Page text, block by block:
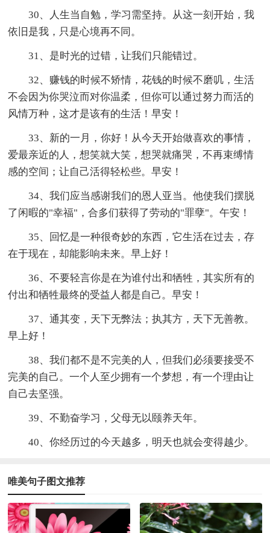
30、人生当自勉，学习需坚持。从这一刻开始，我
依旧是我，只是心境再不同。
31、是时光的过错，让我们只能错过。
32、赚钱的时候不矫情，花钱的时候不磨叽，生活
不会因为你哭泣而对你温柔，但你可以通过努力而活的
风情万种，这才是该有的生活！早安！
33、新的一月，你好！从今天开始做喜欢的事情，
爱最亲近的人，想笑就大笑，想哭就痛哭，不再束缚情
感的空间；让自己活得轻松些。早安！
34、我们应当感谢我们的恩人亚当。他使我们摆脱
了闲暇的"幸福"，合多们获得了劳动的"罪孽"。午安！
35、回忆是一种很奇妙的东西，它生活在过去，存
在于现在，却能影响未来。早上好！
36、不要轻言你是在为谁付出和牺牲，其实所有的
付出和牺牲最终的受益人都是自己。早安！
37、通其变，天下无弊法；执其方，天下无善教。
早上好！
38、我们都不是不完美的人，但我们必须要接受不
完美的自己。一个人至少拥有一个梦想，有一个理由让
自己去坚强。
39、不勤奋学习，父母无以颐养天年。
40、你经历过的今天越多，明天也就会变得越少。
唯美句子图文推荐